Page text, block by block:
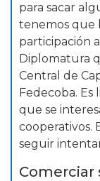
para sacar
tenemos que
participación
Diplomatura
Central de
Fedecoba.
que se
cooperativos.
seguir
Comerciar